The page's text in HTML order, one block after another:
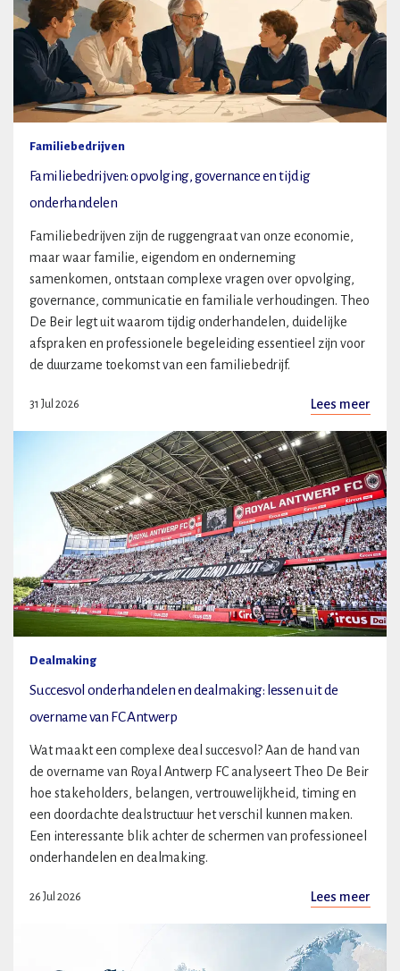
Familiebedrijven
Familiebedrijven: opvolging, governance en tijdig
onderhandelen
Familiebedrijven zijn de ruggengraat van onze economie,
maar waar familie, eigendom en onderneming
samenkomen, ontstaan complexe vragen over opvolging,
governance, communicatie en familiale verhoudingen. Theo
De Beir legt uit waarom tijdig onderhandelen, duidelijke
afspraken en professionele begeleiding essentieel zijn voor
de duurzame toekomst van een familiebedrijf.
31 Jul 2026 Lees meer
Dealmaking
Succesvol onderhandelen en dealmaking: lessen uit de
overname van FC Antwerp
Wat maakt een complexe deal succesvol? Aan de hand van
de overname van Royal Antwerp FC analyseert Theo De Beir
hoe stakeholders, belangen, vertrouwelijkheid, timing en
een doordachte dealstructuur het verschil kunnen maken.
Een interessante blik achter de schermen van professioneel
onderhandelen en dealmaking.
26 Jul 2026 Lees meer